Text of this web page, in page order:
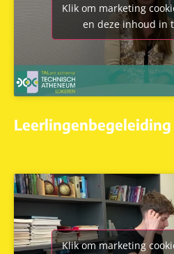
Klik om marketing
en deze inhoud in
Leerlingenbegeleiding
Klik om marketing